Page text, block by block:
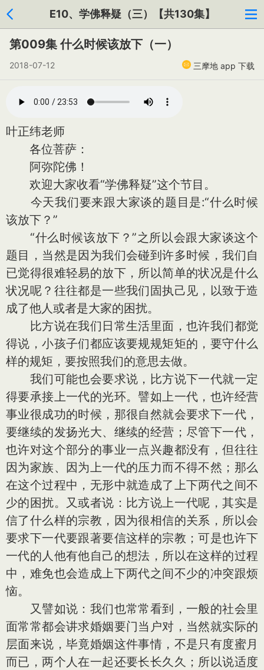
E10、学佛释疑（三）【共130集】
第009集 什么时候该放下（一）
2018-07-12 三摩地 app 下载
叶正纬老师
各位菩萨：
阿弥陀佛！
欢迎大家收看“学佛释疑”这个节目。
今天我们要来跟大家谈的题目是:“什么时候
该放下？”
“什么时候该放下？”之所以会跟大家谈这个
题目，当然是因为我们会碰到许多时候，我们自
已觉得很难轻易的放下，所以简单的状况是什么
状况呢？往往都是一些我们固执己见，以致于造
成了他人或者是大家的困扰。
比方说在我们日常生活里面，也许我们都觉
得说，小孩子们都应该要规规矩矩的，要守什么
样的规矩，要按照我们的意思去做。
我们可能也会要求说，比方说下一代就一定
得要承接上一代的光环。譬如上一代，也许经营
事业很成功的时候，那很自然就会要求下一代，
要继续的发扬光大、继续的经营；尽管下一代，
也许对这个部分的事业一点兴趣都没有，但往往
因为家族、因为上一代的压力而不得不然；那么
在这个过程中，无形中就造成了上下两代之间不
少的困扰。又或者说：比方说上一代呢，其实是
信了什么样的宗教，因为很相信的关系，所以会
要求下一代要跟著要信这样的宗教；可是也许下
一代的人他有他自己的想法，所以在这样的过程
中，难免也会造成上下两代之间不少的冲突跟烦
恼。
又譬如说：我们也常常看到，一般的社会里
面常常都会讲求婚姻要门当户对，当然就实际的
层面来说，毕竟婚姻这件事情，不是只有度蜜月
而已，两个人在一起还要长长久久；所以说适度